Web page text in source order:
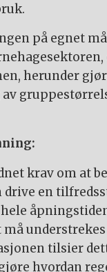
på egnet
herunder
krav om at
en
tilsier
hvordan